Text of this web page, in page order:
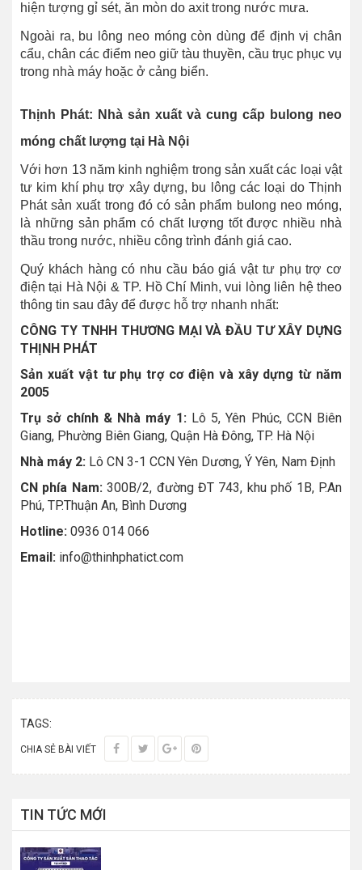
hiện tượng gỉ sét, ăn mòn do axit trong nước mưa.
Ngoài ra, bu lông neo móng còn dùng để định vị chân
cẩu, chân các điểm neo giữ tàu thuyền, cầu trục phục vụ
trong nhà máy hoặc ở cảng biển.
Thịnh Phát: Nhà sản xuất và cung cấp bulong neo
móng chất lượng tại Hà Nội
Với hơn 13 năm kinh nghiệm trong sản xuất các loại vật
tư kim khí phụ trợ xây dựng, bu lông các loại do Thịnh
Phát sản xuất trong đó có sản phẩm bulong neo móng,
là những sản phẩm có chất lượng tốt được nhiều nhà
thầu trong nước, nhiều công trình đánh giá cao.
Quý khách hàng có nhu cầu báo giá vật tư phụ trợ cơ
điện tại Hà Nội & TP. Hồ Chí Minh, vui lòng liên hệ theo
thông tin sau đây để được hỗ trợ nhanh nhất:
CÔNG TY TNHH THƯƠNG MẠI VÀ ĐẦU TƯ XÂY DỰNG
THỊNH PHÁT
Sản xuất vật tư phụ trợ cơ điện và xây dựng từ năm
2005
Trụ sở chính & Nhà máy 1: Lô 5, Yên Phúc, CCN Biên
Giang, Phường Biên Giang, Quận Hà Đông, TP. Hà Nội
Nhà máy 2: Lô CN 3-1 CCN Yên Dương, Ý Yên, Nam Định
CN phía Nam:300B/2, đường ĐT 743, khu phố 1B, P.An
Phú, TP.Thuận An, Bình Dương
Hotline: 0936 014 066
Email: info@thinhphatict.com
TAGS:
CHIA SẺ BÀI VIẾT
TIN TỨC MỚI